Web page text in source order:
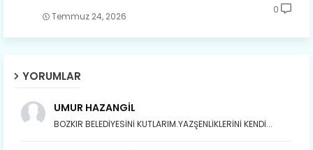
Temmuz 24, 2026
0
YORUMLAR
UMUR HAZANGİL
BOZKIR BELEDİYESİNİ KUTLARIM.YAZŞENLİKLERİNİ KENDİ...